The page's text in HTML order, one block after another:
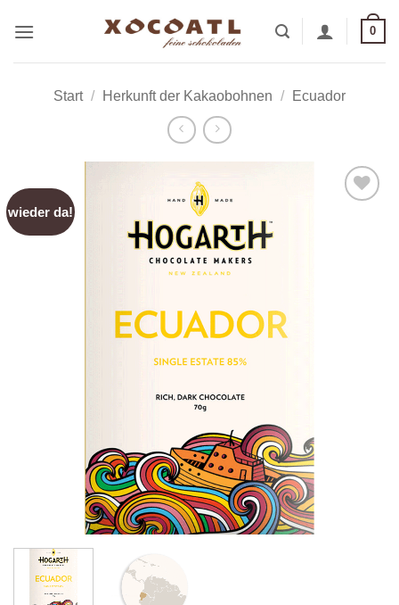
Inhalt
0
Start / Herkunft der Kakaobohnen / Ecuador
wieder da!